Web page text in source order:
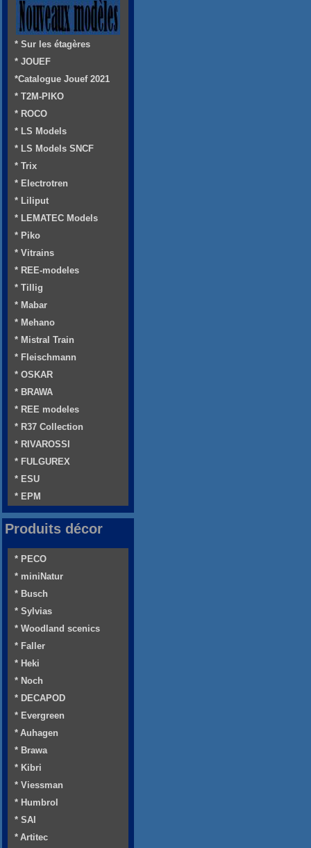
* Sur les étagères
* JOUEF
*Catalogue Jouef 2021
* T2M-PIKO
* ROCO
* LS Models
* LS Models SNCF
* Trix
* Electrotren
* Liliput
* LEMATEC Models
* Piko
* Vitrains
* REE-modeles
* Tillig
* Mabar
* Mehano
* Mistral Train
* Fleischmann
* OSKAR
* BRAWA
* REE modeles
* R37 Collection
* RIVAROSSI
* FULGUREX
* ESU
* EPM
Produits décor
* PECO
* miniNatur
* Busch
* Sylvias
* Woodland scenics
* Faller
* Heki
* Noch
* DECAPOD
* Evergreen
* Auhagen
* Brawa
* Kibri
* Viessman
* Humbrol
* SAI
* Artitec